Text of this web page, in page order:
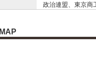
政治連盟、東京商
MAP